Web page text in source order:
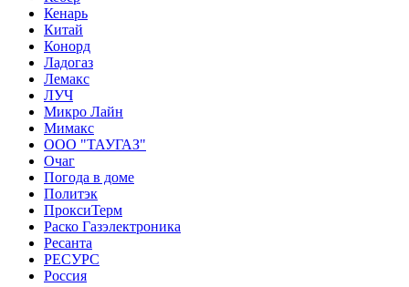
Кенарь
Китай
Конорд
Ладогаз
Лемакс
ЛУЧ
Микро Лайн
Мимакс
ООО "ТАУГАЗ"
Очаг
Погода в доме
Политэк
ПроксиТерм
Раско Газэлектроника
Ресанта
РЕСУРС
Россия